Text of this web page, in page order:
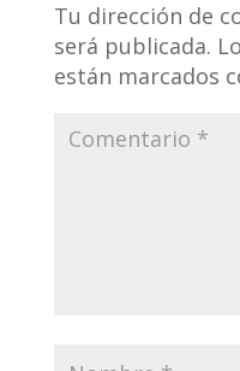
Tu dirección de
será publicada.
están marcados